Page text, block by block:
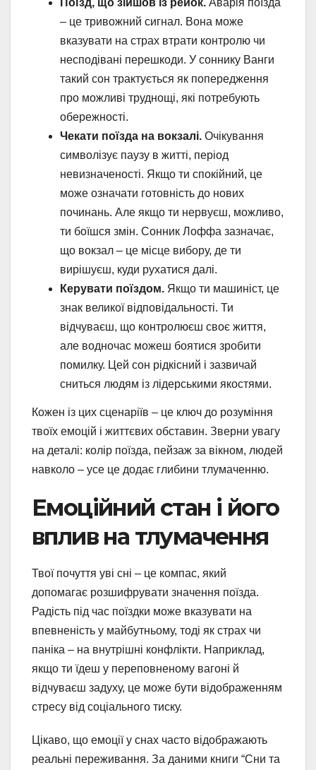
– це тривожний сигнал. Вона може
вказувати на страх втрати контролю чи
несподівані перешкоди. У соннику Ванги
такий сон трактується як попередження
про можливі труднощі, які потребують
обережності.
Чекати поїзда на вокзалі. Очікування
символізує паузу в житті, період
невизначеності. Якщо ти спокійний, це
може означати готовність до нових
починань. Але якщо ти нервуєш, можливо,
ти боїшся змін. Сонник Лоффа зазначає,
що вокзал – це місце вибору, де ти
вирішуєш, куди рухатися далі.
Керувати поїздом. Якщо ти машиніст, це
знак великої відповідальності. Ти
відчуваєш, що контролюєш своє життя,
але водночас можеш боятися зробити
помилку. Цей сон рідкісний і зазвичай
сниться людям із лідерськими якостями.
Кожен із цих сценаріїв – це ключ до розуміння
твоїх емоцій і життєвих обставин. Зверни увагу
на деталі: колір поїзда, пейзаж за вікном, людей
навколо – усе це додає глибини тлумаченню.
Емоційний стан і його
вплив на тлумачення
Твої почуття уві сні – це компас, який
допомагає розшифрувати значення поїзда.
Радість під час поїздки може вказувати на
впевненість у майбутньому, тоді як страх чи
паніка – на внутрішні конфлікти. Наприклад,
якщо ти їдеш у переповненому вагоні й
відчуваєш задуху, це може бути відображенням
стресу від соціального тиску.
Цікаво, що емоції у снах часто відображають
реальні переживання. За даними книги “Сни та